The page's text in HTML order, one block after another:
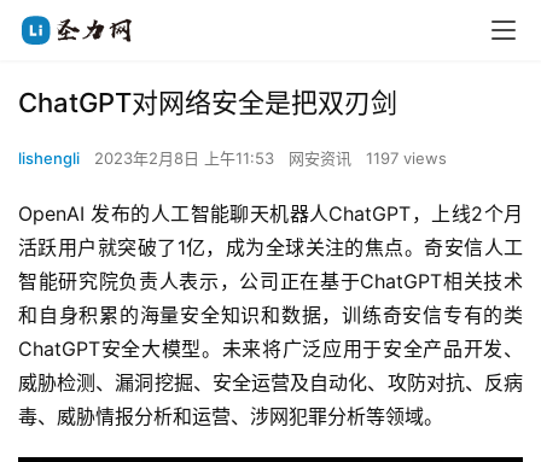
ChatGPT对网络安全是把双刃剑
lishengli 2023年2月8日 上午11:53 网安资讯 1197 views
OpenAI 发布的人工智能聊天机器人ChatGPT，上线2个月
活跃用户就突破了1亿，成为全球关注的焦点。奇安信人工
智能研究院负责人表示，公司正在基于ChatGPT相关技术
和自身积累的海量安全知识和数据，训练奇安信专有的类
ChatGPT安全大模型。未来将广泛应用于安全产品开发、
威胁检测、漏洞挖掘、安全运营及自动化、攻防对抗、反病
毒、威胁情报分析和运营、涉网犯罪分析等领域。